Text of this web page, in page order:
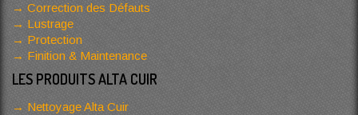
Correction des Défauts
Lustrage
Protection
Finition & Maintenance
LES PRODUITS ALTA CUIR
Nettoyage Alta Cuir